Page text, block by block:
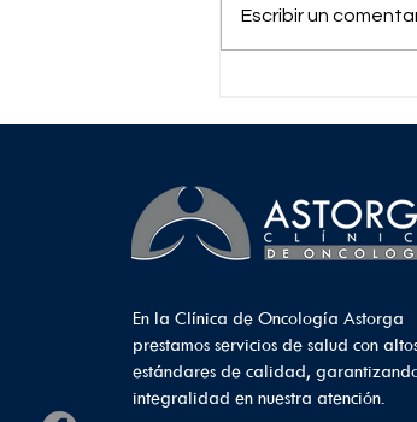
el cáncer de
Escribir un
En la Clínica de Oncología Astorga
prestamos servicios de salud con
estándares de calidad,
integralidad en nuestra atención.